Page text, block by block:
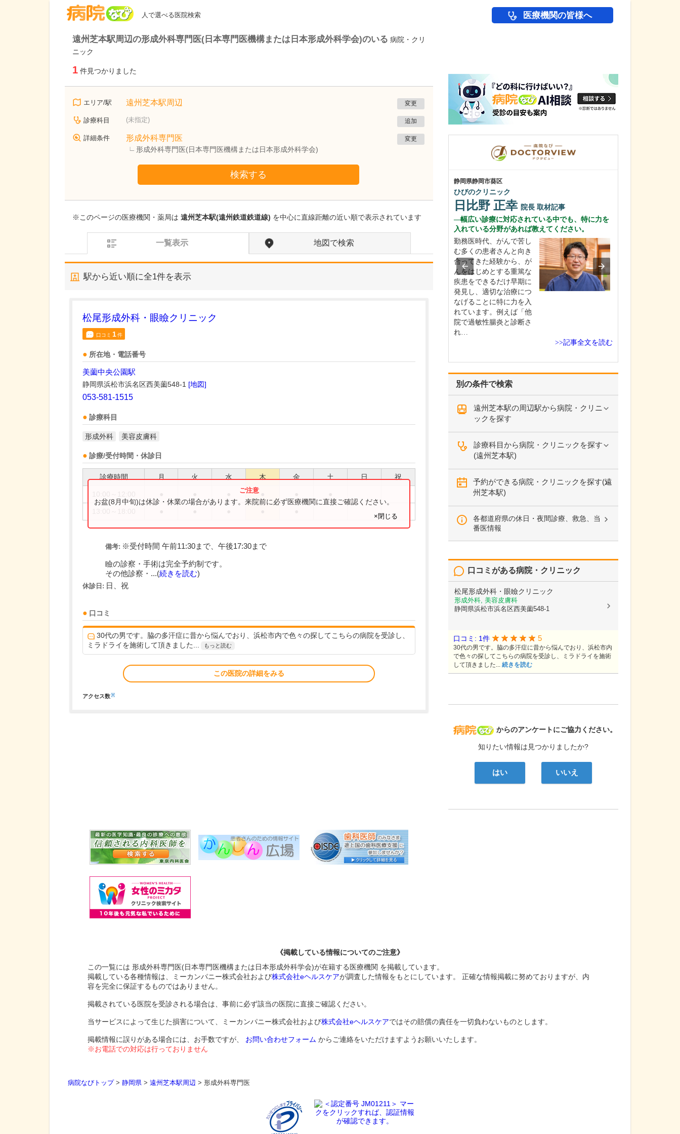
人で選べる医院検索 医療機関の皆様へ
遠州芝本駅周辺の形成外科専門医(日本専門医機構または日本形成外科学会)のいる 病院・クリ
ニック
1 件見つかりました
エリア/駅 遠州芝本駅周辺 変更
診療科目 (未指定) 追加
詳細条件 形成外科専門医
形成外科専門医(日本専門医機構または日本形成外科学会)
変更
検索する
※このページの医療機関・薬局は 遠州芝本駅(遠州鉄道鉄道線) を中心に直線距離の近い順で表示されています
一覧表示 地図で検索
駅から近い順に全1件を表示
松尾形成外科・眼瞼クリニック
口コミ 1件
所在地・電話番号
美薗中央公園駅
静岡県浜松市浜名区西美薗548-1 [地図]
053-581-1515
診療科目
形成外科 美容皮膚科
診療/受付時間・休診日
診療時間 月 火 水 木 金 土 日 祝
お盆(8月中旬)は休診・休業の場合があります。来院前に必ず医療機関に直接ご確認ください。
×閉じる
備考: ※受付時間 午前11:30まで、午後17:30まで
瞼の診察・手術は完全予約制です。
その他診察・...(続きを読む)
休診日: 日、祝
口コミ
30代の男です。脇の多汗症に昔から悩んでおり、浜松市内で色々の探してこちらの病院を受診し、
ミラドライを施術して頂きました...
もっと読む
この医院の詳細をみる
アクセス数※
別の条件で検索
遠州芝本駅の周辺駅から病院・クリニ
ックを探す
診療科目から病院・クリニックを探す
(遠州芝本駅)
予約ができる病院・クリニックを探す(遠
州芝本駅)
各都道府県の休日・夜間診療、救急、当
番医情報
病院なび
からのアンケートにご協力ください。
知りたい情報は見つかりましたか?
はい いいえ
口コミがある病院・クリニック
松尾形成外科・眼瞼クリニック
形成外科, 美容皮膚科
静岡県浜松市浜名区西美薗548-1
口コミ: 1件 5
30代の男です。脇の多汗症に昔から悩んでおり、浜松市内
で色々の探してこちらの病院を受診し、ミラドライを施術
して頂きました... 続きを読む
足の治りにくい傷とフットトラブルにも注力さ
はい。足のトラブルは、
とが少なくありません。
静岡県静岡市葵区
ひびのクリニック
日比野 正幸 院長 取材記事
幅広い診療に対応されている中でも、特に力を
入れている分野があれば教えてください。
勤務医時代、がんで苦し
む多くの患者さんと向き
合ってきた経験から、が
んをはじめとする重篤な
疾患をできるだけ早期に
発見し、適切な治療につ
なげることに特に力を入
れています。例えば「他
院で過敏性腸炎と診断さ
れ…
>>記事全文を読む
《掲載している情報についてのご注意》
この一覧には 形成外科専門医(日本専門医機構または日本形成外科学会)が在籍する医療機関 を掲載しています。
掲載している各種情報は、ミーカンパニー株式会社および株式会社eヘルスケアが調査した情報をもとにしています。 正確な情報掲載に努めておりますが、内
容を完全に保証するものではありません。
掲載されている医院を受診される場合は、事前に必ず該当の医院に直接ご確認ください。
当サービスによって生じた損害について、ミーカンパニー株式会社および株式会社eヘルスケアではその賠償の責任を一切負わないものとします。
掲載情報に誤りがある場合には、お手数ですが、 お問い合わせフォーム からご連絡をいただけますようお願いいたします。
※お電話での対応は行っておりません
病院なびトップ> 静岡県 > 遠州芝本駅周辺 > 形成外科専門医